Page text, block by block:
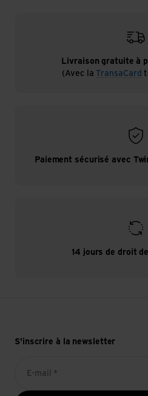
Livraison gratuite à
(Avec la TransaCard
Paiement sécurisé avec
14 jours de droit
S'inscrire à la newsletter
E-mail *